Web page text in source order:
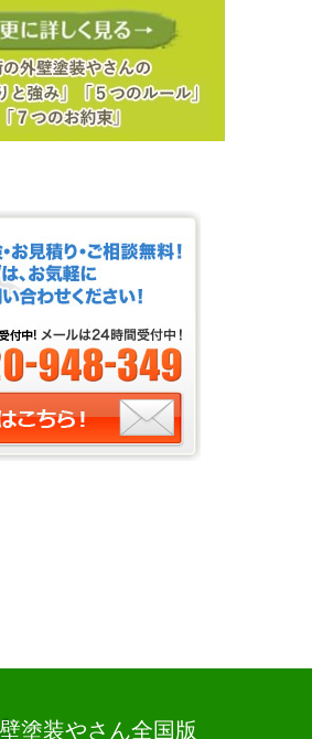
塗装やさん全国版